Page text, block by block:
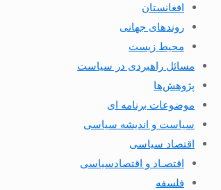
افغانستان
روندهای جهانی
محیط زیست
مسائل راهبردی در سیاست
پژوهش‌ها
موضوعات برنامه ای
سیاست و اندیشه سیاسی
اقتصاد سیاسی
اقتصـاد و اقتصاد‌سیاسی
فلسفه